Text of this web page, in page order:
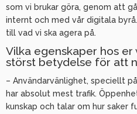
som vi brukar göra, genom att
internt och med vår digitala
till vad vi ska agera på.
Vilka egenskaper hos
störst betydelse för att
– Användarvänlighet, speciellt
har absolut mest trafik.
kunskap och talar om hur saker